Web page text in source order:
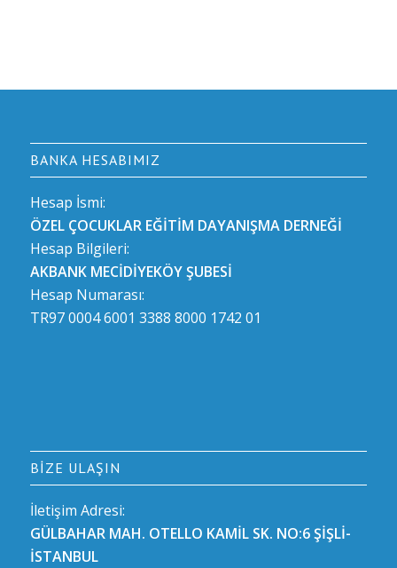
BANKA HESABIMIZ
Hesap İsmi:
ÖZEL ÇOCUKLAR EĞİTİM DAYANIŞMA DERNEĞİ
Hesap Bilgileri:
AKBANK MECİDİYEKÖY ŞUBESİ
Hesap Numarası:
TR97 0004 6001 3388 8000 1742 01
BIZE ULAŞIN
İletişim Adresi:
GÜLBAHAR MAH. OTELLO KAMİL SK. NO:6 ŞİŞLİ-
İSTANBUL